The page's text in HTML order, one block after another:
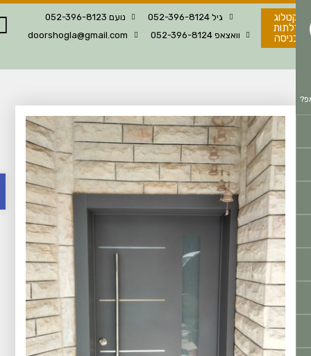
גיל 052-396-8124
נועם 052-396-8123
וואצאפ 052-396-8124
doorshogla@gmail.com